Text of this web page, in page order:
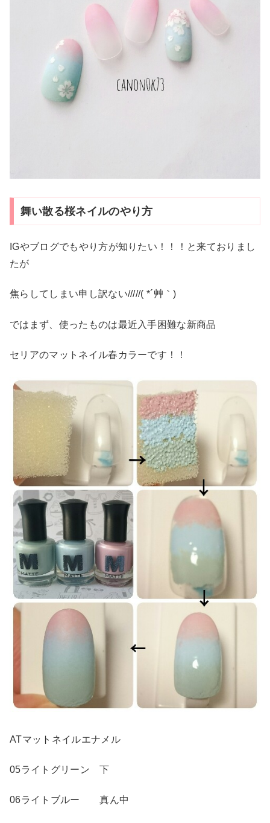
舞い散る桜ネイルのやり方
IGやブログでもやり方が知りたい！！！と来ておりまし
たが
焦らしてしまい申し訳ない/////( *´艸｀)
ではまず、使ったものは最近入手困難な新商品
セリアのマットネイル春カラーです！！
ATマットネイルエナメル
05ライトグリーン 下
06ライトブルー 真ん中